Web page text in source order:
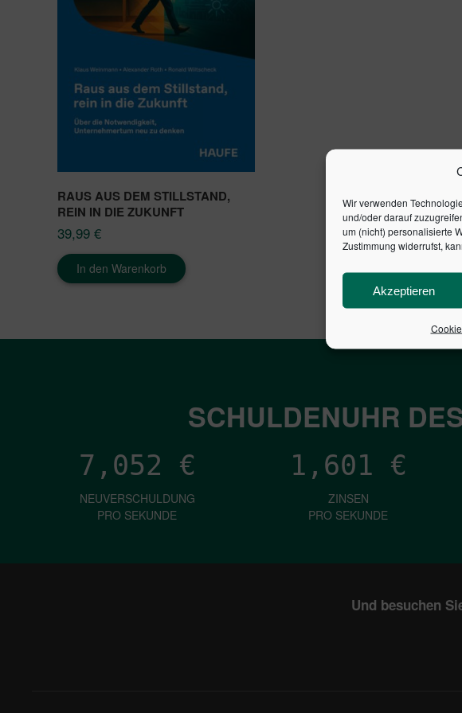
Wir verwenden
und/oder darauf
um (nicht) personalisierte
Zustimmung widerrufst,
Akzeptieren
RAUS AUS DEM STILLSTAND,
REIN IN DIE ZUKUNFT
39,99 €
In den Warenkorb
SCHULDENUHR
7,052 €
NEUVERSCHULDUNG
PRO SEKUNDE
1,601 €
ZINSEN
PRO SEKUNDE
Und besuchen